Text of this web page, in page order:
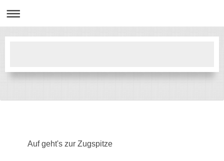
Auf geht's zur Zugspitze